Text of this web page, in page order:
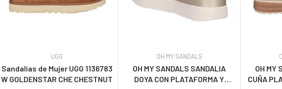
UGG
Sandalias de Mujer UGG 1136783
W GOLDENSTAR CHE CHESTNUT
OH MY SANDALS
OH MY SANDALS SANDALIA
DOYA CON PLATAFORMA Y
OH MY
CUÑA